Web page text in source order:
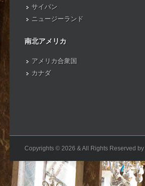
サイパン
ニュージーランド
南北アメリカ
アメリカ合衆国
カナダ
Copyrights © 2026 & All Rights Reserved by